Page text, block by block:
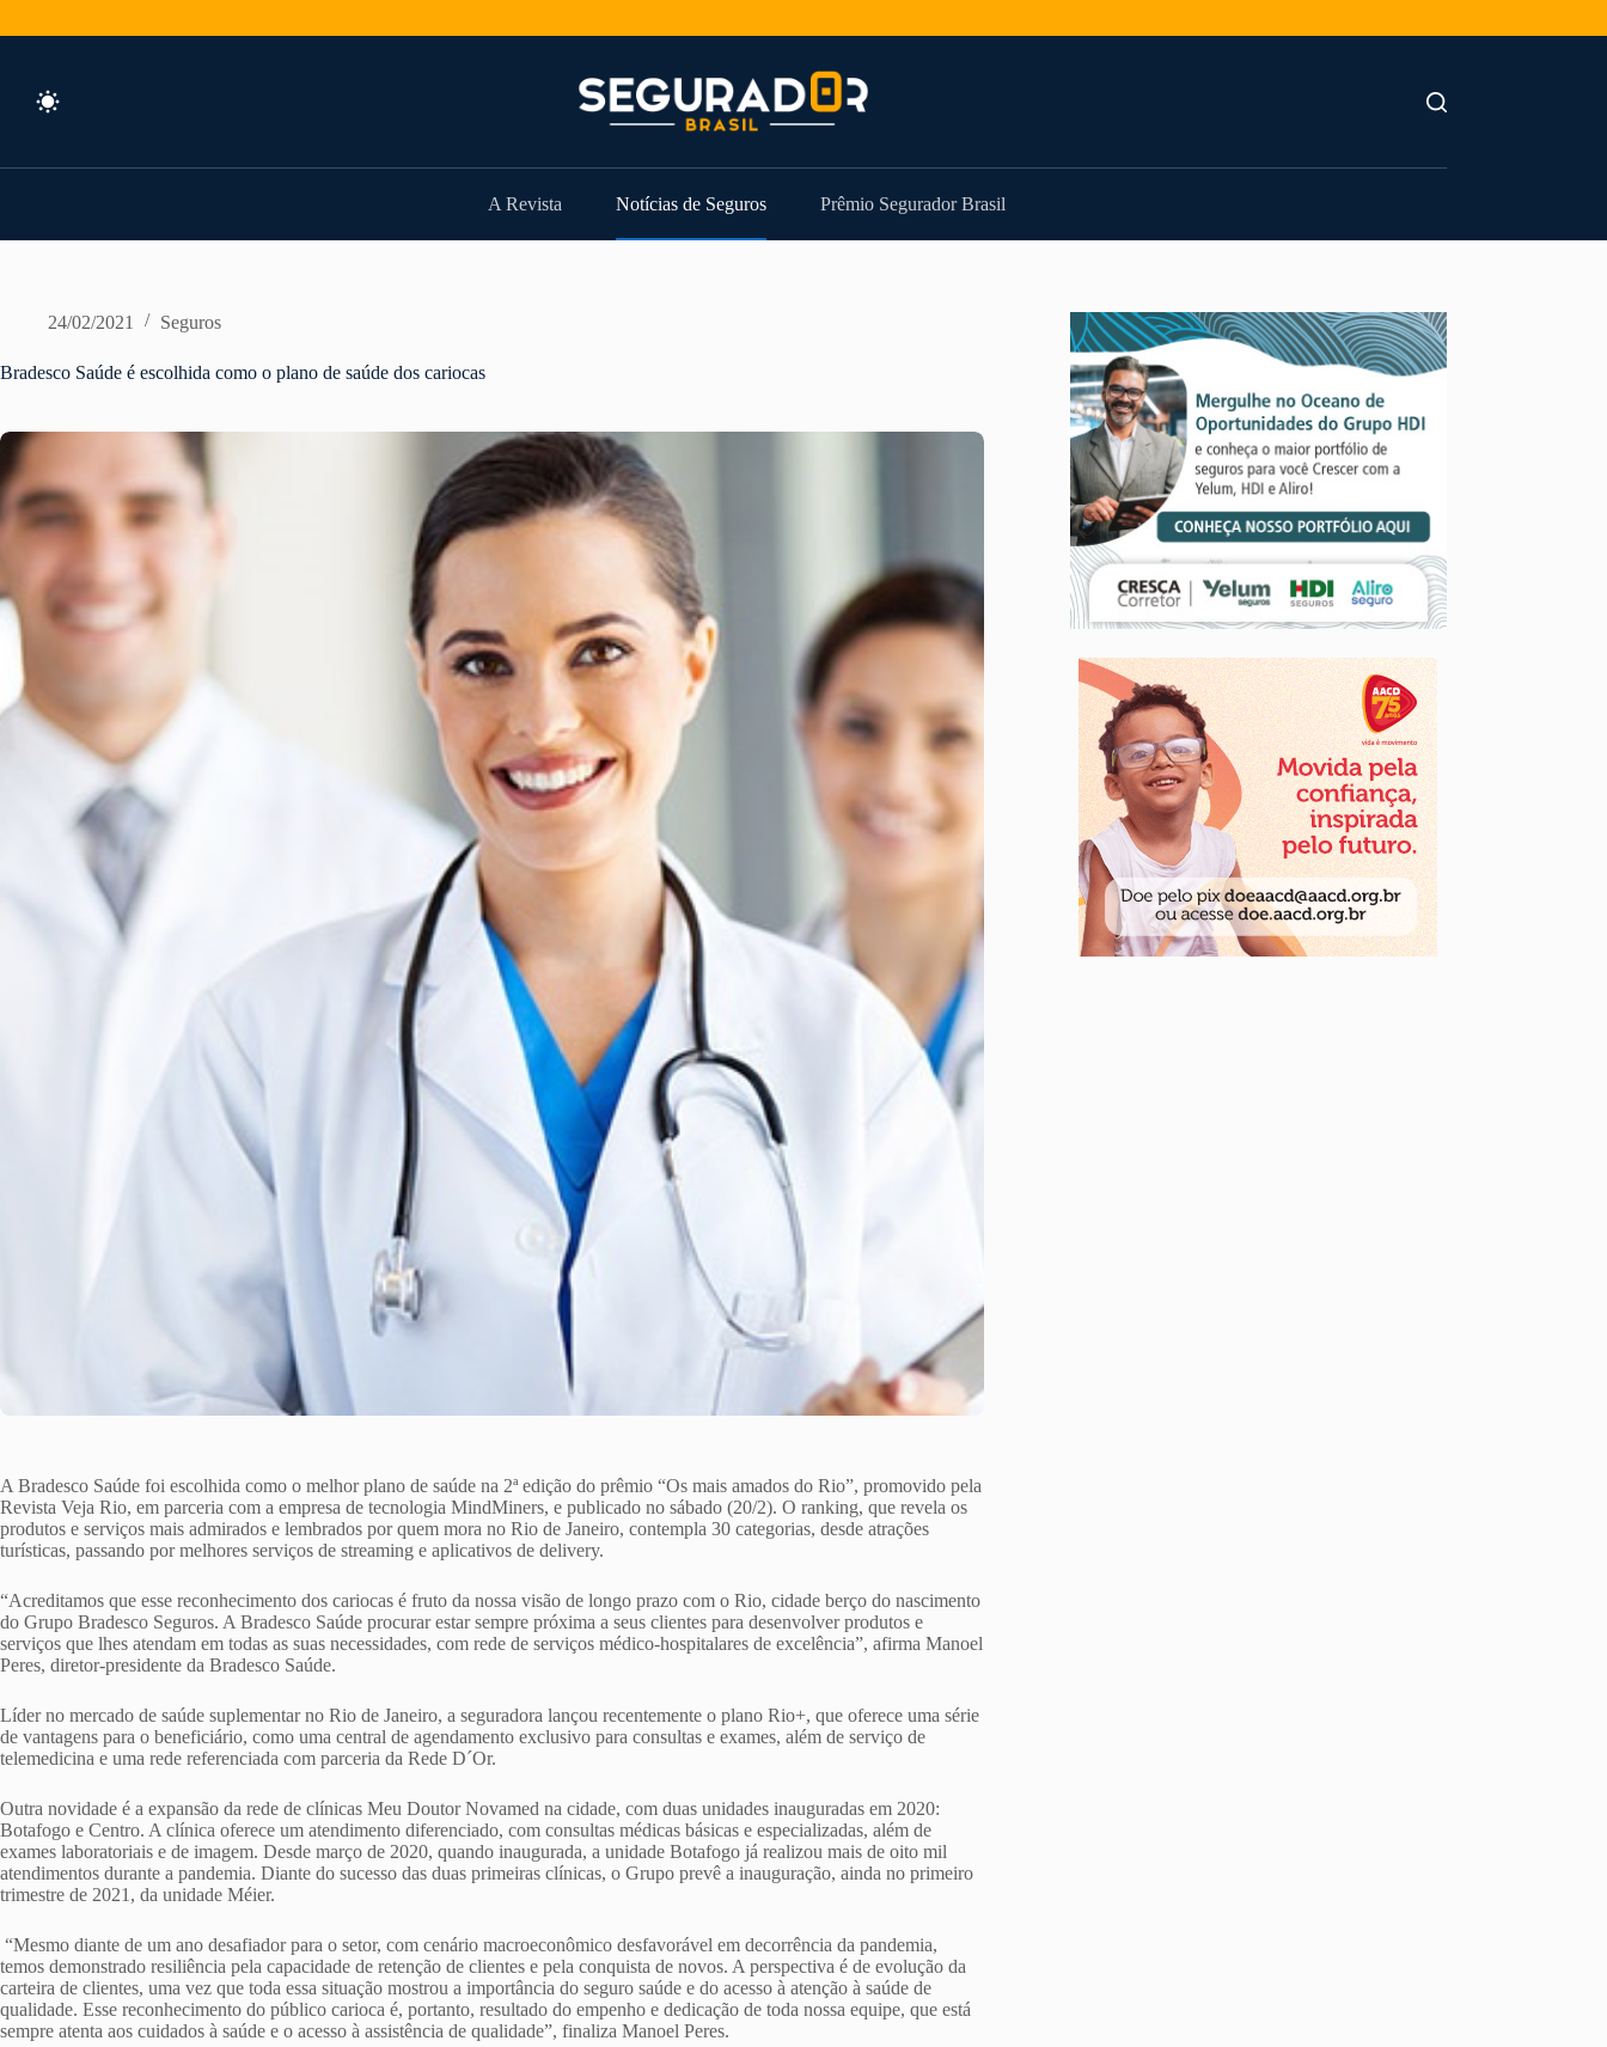
A Revista Notícias de Seguros Prêmio Segurador Brasil
24/02/2021 Seguros
Bradesco Saúde é escolhida como o plano de saúde dos cariocas
A Bradesco Saúde foi escolhida como o melhor plano de saúde na 2ª edição do prêmio “Os mais amados do Rio”, promovido pela
Revista Veja Rio, em parceria com a empresa de tecnologia MindMiners, e publicado no sábado (20/2). O ranking, que revela os
produtos e serviços mais admirados e lembrados por quem mora no Rio de Janeiro, contempla 30 categorias, desde atrações
turísticas, passando por melhores serviços de streaming e aplicativos de delivery.
“Acreditamos que esse reconhecimento dos cariocas é fruto da nossa visão de longo prazo com o Rio, cidade berço do nascimento
do Grupo Bradesco Seguros. A Bradesco Saúde procurar estar sempre próxima a seus clientes para desenvolver produtos e
serviços que lhes atendam em todas as suas necessidades, com rede de serviços médico-hospitalares de excelência”, afirma Manoel
Peres, diretor-presidente da Bradesco Saúde.
Líder no mercado de saúde suplementar no Rio de Janeiro, a seguradora lançou recentemente o plano Rio+, que oferece uma série
de vantagens para o beneficiário, como uma central de agendamento exclusivo para consultas e exames, além de serviço de
telemedicina e uma rede referenciada com parceria da Rede D´Or.
Outra novidade é a expansão da rede de clínicas Meu Doutor Novamed na cidade, com duas unidades inauguradas em 2020:
Botafogo e Centro. A clínica oferece um atendimento diferenciado, com consultas médicas básicas e especializadas, além de
exames laboratoriais e de imagem. Desde março de 2020, quando inaugurada, a unidade Botafogo já realizou mais de oito mil
atendimentos durante a pandemia. Diante do sucesso das duas primeiras clínicas, o Grupo prevê a inauguração, ainda no primeiro
trimestre de 2021, da unidade Méier.
“Mesmo diante de um ano desafiador para o setor, com cenário macroeconômico desfavorável em decorrência da pandemia,
temos demonstrado resiliência pela capacidade de retenção de clientes e pela conquista de novos. A perspectiva é de evolução da
carteira de clientes, uma vez que toda essa situação mostrou a importância do seguro saúde e do acesso à atenção à saúde de
qualidade. Esse reconhecimento do público carioca é, portanto, resultado do empenho e dedicação de toda nossa equipe, que está
sempre atenta aos cuidados à saúde e o acesso à assistência de qualidade”, finaliza Manoel Peres.